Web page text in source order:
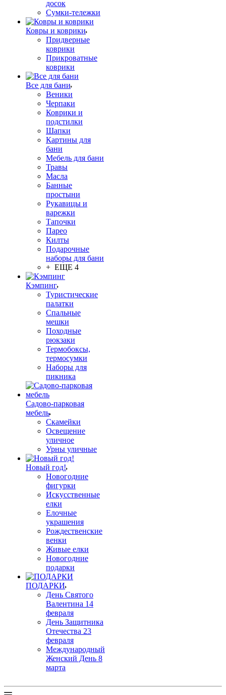
досок
Сумки-тележки
Ковры и коврики
Придверные
коврики
Прикроватные
коврики
Все для бани
Веники
Черпаки
Коврики и
подстилки
Шапки
Картины для
бани
Мебель для бани
Травы
Масла
Банные
простыни
Рукавицы и
варежки
Тапочки
Парео
Килты
Подарочные
наборы для бани
+ ЕЩЕ 4
Кэмпинг
Туристические
палатки
Спальные
мешки
Походные
рюкзаки
Термобоксы,
термосумки
Наборы для
пикника
Садово-парковая
мебель
Скамейки
Освещение
уличное
Урны уличные
Новый год!
Новогодние
фигурки
Искусственные
елки
Елочные
украшения
Рождественские
венки
Живые елки
Новогодние
подарки
ПОДАРКИ
День Святого
Валентина 14
февраля
День Защитника
Отечества 23
февраля
Международный
Женский День 8
марта